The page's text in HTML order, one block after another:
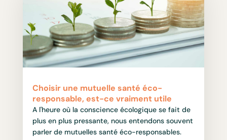
Choisir une mutuelle santé éco-
responsable, est-ce vraiment utile
A l'heure où la conscience écologique se fait de
plus en plus pressante, nous entendons souvent
parler de mutuelles santé éco-responsables.